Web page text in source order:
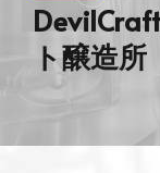
ト醸造所